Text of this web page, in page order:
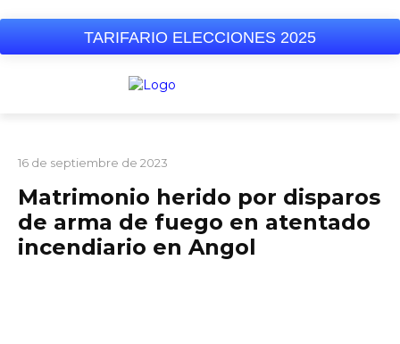
TARIFARIO ELECCIONES 2025
16 de septiembre de 2023
Matrimonio herido por disparos
de arma de fuego en atentado
incendiario en Angol